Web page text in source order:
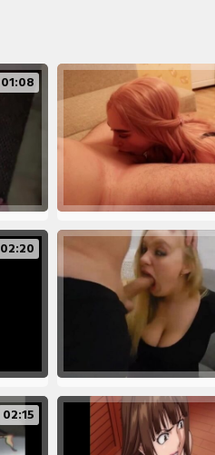
01:08
02:20
02:15